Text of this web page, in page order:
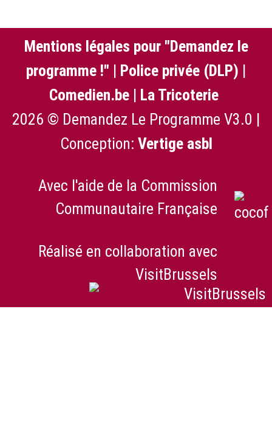
Mentions légales pour "Demandez le
programme !" | Police privée (DLP) |
Comedien.be | La Tricoterie
2026 © Demandez Le Programme V3.0 |
Conception: Vertige asbl
Avec l'aide de la Commission
Communautaire Française
Réalisé en collaboration avec
VisitBrussels